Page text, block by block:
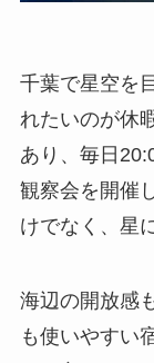
千葉で星空を
れたいのが休
あり、毎日
観察会を開催
けでなく、星
海辺の開放感
も使いやすい